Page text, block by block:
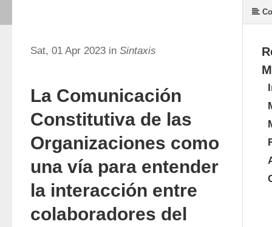
Sat, 01 Apr 2023 in Sintaxis
La Comunicación
Constitutiva de las
Organizaciones como
una vía para entender
la interacción entre
colaboradores del